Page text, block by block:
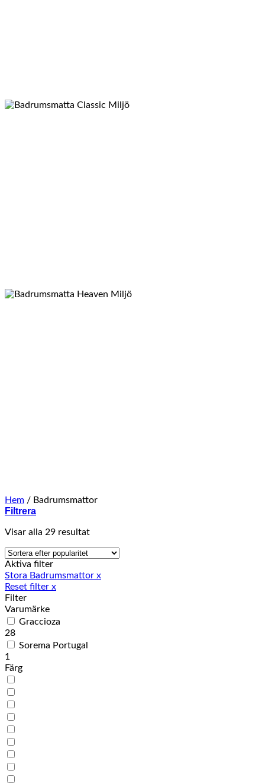
Hem / Badrumsmattor
Filtrera
Visar alla 29 resultatSortera
popularitet
Aktiva filter
Stora Badrumsmattor x
Reset filter x
Filter
Varumärke
Graccioza
28
Sorema Portugal
1
Färg